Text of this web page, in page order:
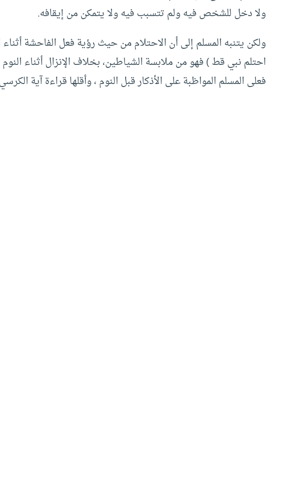
ولا دخل للشخص فيه ولم تتسبب فيه ولا يتمكن من إيقافه.
ولكن يتنبه المسلم إلى أن الاحتلام من حيث رؤية فعل الفاحشة
احتلم نبي قط ) فهو من ملابسة الشياطين، بخلاف الإنزال أثناء
فعلى المسلم المواظبة على الأذكار قبل النوم ، وأقلها قراءة آية